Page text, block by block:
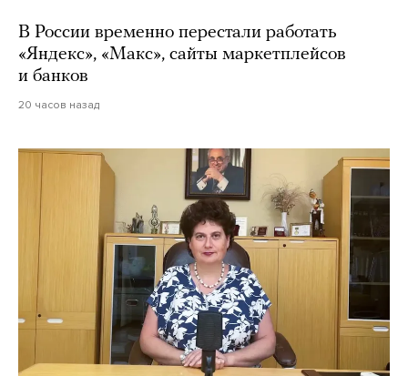
В России временно перестали работать
«Яндекс», «Макс», сайты маркетплейсов
и банков
20 часов назад